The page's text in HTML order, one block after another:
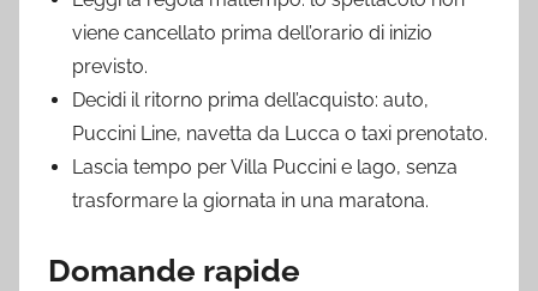
viene cancellato prima dell’orario di inizio
previsto.
Decidi il ritorno prima dell’acquisto: auto,
Puccini Line, navetta da Lucca o taxi prenotato.
Lascia tempo per Villa Puccini e lago, senza
trasformare la giornata in una maratona.
Domande rapide